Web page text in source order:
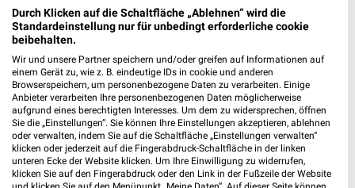
XXXLutz Opti Wohnwelt
Durch Klicken auf die Schaltfläche „Ablehnen“ wird die
Standardeinstellung nur für unbedingt erforderliche cookie
beibehalten.
Wir und unsere Partner speichern und/oder greifen auf Informationen auf
einem Gerät zu, wie z. B. eindeutige IDs in cookie und anderen
Browserspeichern, um personenbezogene Daten zu verarbeiten. Einige
Anbieter verarbeiten Ihre personenbezogenen Daten möglicherweise
aufgrund eines berechtigten Interesses. Um dem zu widersprechen, öffnen
Sie die „Einstellungen“. Sie können Ihre Einstellungen akzeptieren, ablehnen
oder verwalten, indem Sie auf die Schaltfläche „Einstellungen verwalten“
klicken oder jederzeit auf die Fingerabdruck-Schaltfläche in der linken
unteren Ecke der Website klicken. Um Ihre Einwilligung zu widerrufen,
klicken Sie auf den Fingerabdruck oder den Link in der Fußzeile der Website